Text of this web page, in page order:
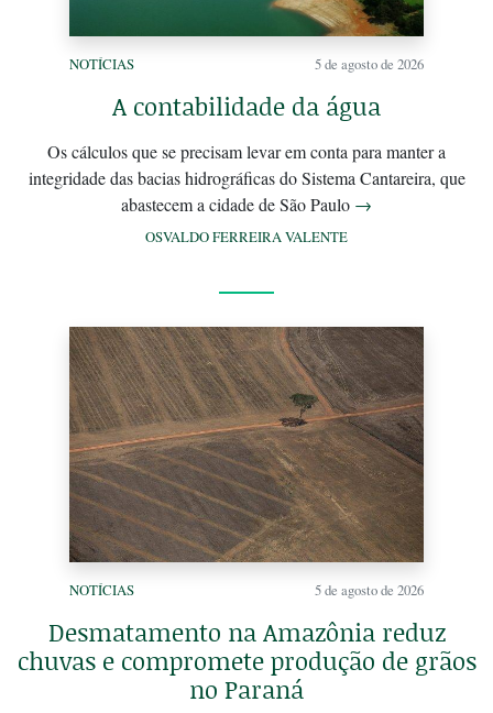
NOTÍCIAS 5 de agosto de 2026
A contabilidade da água
Os cálculos que se precisam levar em conta para manter a
integridade das bacias hidrográficas do Sistema Cantareira, que
abastecem a cidade de São Paulo →
OSVALDO FERREIRA VALENTE
NOTÍCIAS 5 de agosto de 2026
Desmatamento na Amazônia reduz
chuvas e compromete produção de grãos
no Paraná